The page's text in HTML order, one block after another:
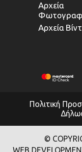
Αρχεία
Αρχεία
Πολιτική
©
WEB